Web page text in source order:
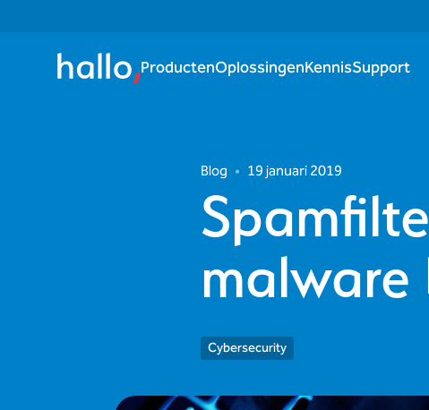
ProductenOplossingenKennisSupport
Blog • 19 januari 2019
Cybersecurity